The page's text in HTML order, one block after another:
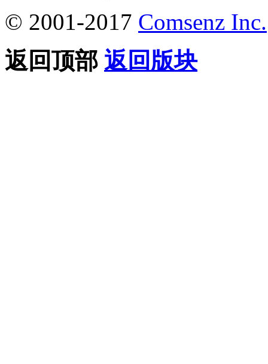
© 2001-2017 Comsenz Inc.
返回顶部 返回版块